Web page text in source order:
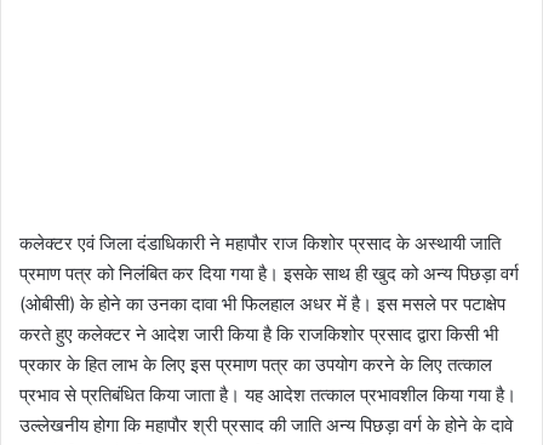
कलेक्टर एवं जिला दंडाधिकारी ने महापौर राज किशोर प्रसाद के अस्थायी जाति
प्रमाण पत्र को निलंबित कर दिया गया है। इसके साथ ही खुद को अन्य पिछड़ा वर्ग
(ओबीसी) के होने का उनका दावा भी फिलहाल अधर में है। इस मसले पर पटाक्षेप
करते हुए कलेक्टर ने आदेश जारी किया है कि राजकिशोर प्रसाद द्वारा किसी भी
प्रकार के हित लाभ के लिए इस प्रमाण पत्र का उपयोग करने के लिए तत्काल
प्रभाव से प्रतिबंधित किया जाता है। यह आदेश तत्काल प्रभावशील किया गया है।
उल्लेखनीय होगा कि महापौर श्री प्रसाद की जाति अन्य पिछड़ा वर्ग के होने के दावे